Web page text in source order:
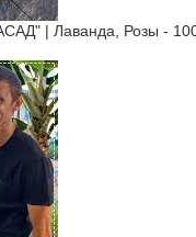
| Лаванда, Розы -